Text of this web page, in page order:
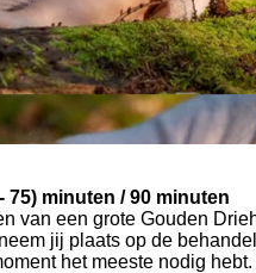
75) minuten / 90 minuten
van een grote Gouden
jij plaats op de
het meeste nodig hebt.